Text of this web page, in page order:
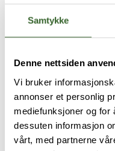
Samtykke
Denne nettsiden
Vi bruker
annonser et personlig
mediefunksjoner og for
dessuten informasjon
vårt, med partnerne
Fordeler med
Enkelt å opprette,
Full oversikt over
gyldighetsdatoer og
Invitasjoner til
Kunder som har
en e-post fra «GLØR»
systemet.